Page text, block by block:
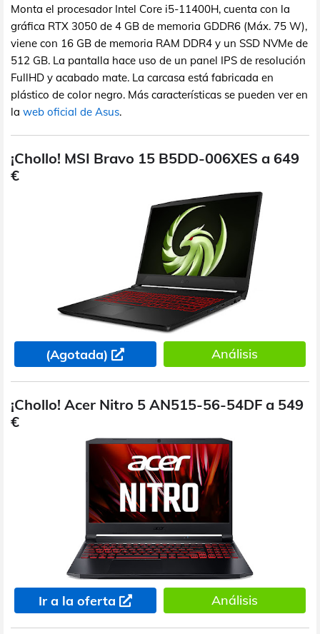
Monta el procesador Intel Core i5-11400H, cuenta con la
gráfica RTX 3050 de 4 GB de memoria GDDR6 (Máx. 75 W),
viene con 16 GB de memoria RAM DDR4 y un SSD NVMe de
512 GB. La pantalla hace uso de un panel IPS de resolución
FullHD y acabado mate. La carcasa está fabricada en
plástico de color negro. Más características se pueden ver en
la web oficial de Asus.
¡Chollo! MSI Bravo 15 B5DD-006XES a 649
€
(Agotada) Análisis
¡Chollo! Acer Nitro 5 AN515-56-54DF a 549
€
Ir a la oferta Análisis